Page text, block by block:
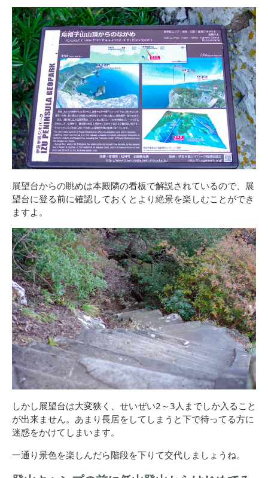
展望台からの眺めは本殿隣の看板で解説されているので、展
望台に登る前に確認しておくとより絶景を楽しむことができ
ますよ。
しかし展望台は大変狭く、せいぜい2～3人までしか入ること
が出来ません。あまり長居をしてしまうと下で待ってる方に
迷惑をかけてしまいます。
一通り景色を楽しんだら階段を下りて交代しましょうね。